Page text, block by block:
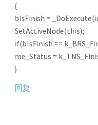
{
bIsFinish =
SetActiveNode(this);
if(bIsFinish ==
me_Status =
}
回复